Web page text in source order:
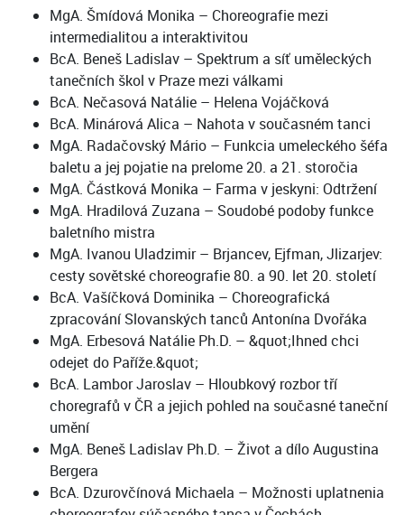
MgA. Šmídová Monika – Choreografie mezi
intermedialitou a interaktivitou
BcA. Beneš Ladislav – Spektrum a síť uměleckých
tanečních škol v Praze mezi válkami
BcA. Nečasová Natálie – Helena Vojáčková
BcA. Minárová Alica – Nahota v současném tanci
MgA. Radačovský Mário – Funkcia umeleckého šéfa
baletu a jej pojatie na prelome 20. a 21. storočia
MgA. Částková Monika – Farma v jeskyni: Odtržení
MgA. Hradilová Zuzana – Soudobé podoby funkce
baletního mistra
MgA. Ivanou Uladzimir – Brjancev, Ejfman, Jlizarjev:
cesty sovětské choreografie 80. a 90. let 20. století
BcA. Vašíčková Dominika – Choreografická
zpracování Slovanských tanců Antonína Dvořáka
MgA. Erbesová Natálie Ph.D. – &quot;Ihned chci
odejet do Paříže.&quot;
BcA. Lambor Jaroslav – Hloubkový rozbor tří
choregrafů v ČR a jejich pohled na současné taneční
umění
MgA. Beneš Ladislav Ph.D. – Život a dílo Augustina
Bergera
BcA. Dzurovčínová Michaela – Možnosti uplatnenia